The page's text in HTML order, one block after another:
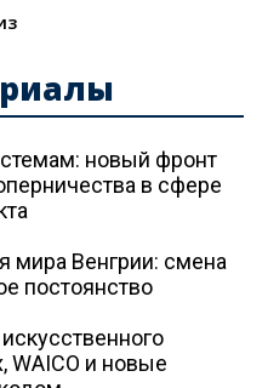
новый фронт
в сфере
мира Венгрии: смена
постоянство
WAICO и новые